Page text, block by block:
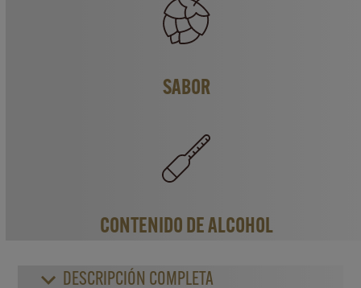
SABOR
CONTENIDO DE ALCOHOL
DESCRIPCIÓN COMPLETA